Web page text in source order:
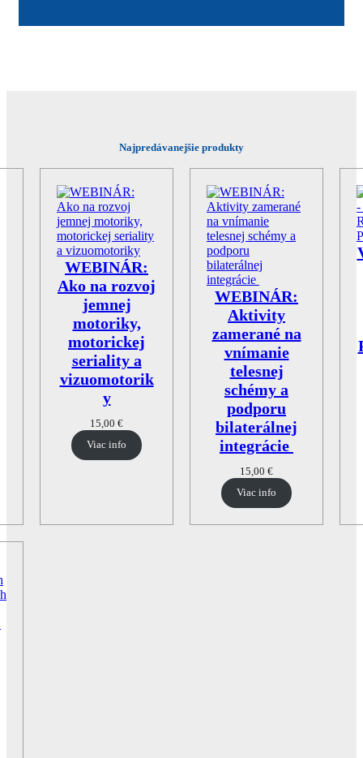
Najpredávanejšie produkty
WEBINÁR:
Ako na rozvoj
jemnej
motoriky,
motorickej
seriality a
vizuomotorik
y
15,00 €
Viac info
WEBINÁR:
Aktivity
zamerané na
vnímanie
telesnej
schémy a
podporu
bilaterálnej
integrácie
15,00 €
Viac info